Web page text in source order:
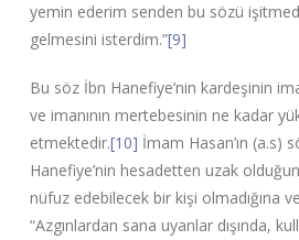
yemin ederim senden bu sözü
gelmesini isterdim.”[9]
Bu söz İbn Hanefiye’nin kardeşinin
ve imanının mertebesinin ne kadar
etmektedir.[10] İmam Hasan’ın (a.s)
Hanefiye’nin hesadetten uzak
nüfuz edebilecek bir kişi olmadığına
“Azgınlardan sana uyanlar dışında,